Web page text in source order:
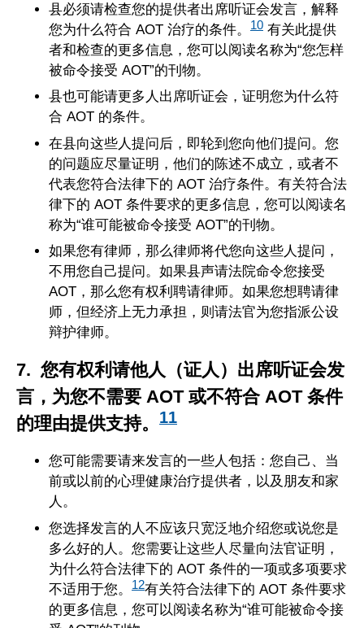
县必须请检查您的提供者出席听证会发言，解释
您为什么符合 AOT 治疗的条件。
10 有关此提供
者和检查的更多信息，您可以阅读名称为“您怎样
被命令接受 AOT”的刊物。
县也可能请更多人出席听证会，证明您为什么符
合 AOT 的条件。
在县向这些人提问后，即轮到您向他们提问。您
的问题应尽量证明，他们的陈述不成立，或者不
代表您符合法律下的 AOT 治疗条件。有关符合法
律下的 AOT 条件要求的更多信息，您可以阅读名
称为“谁可能被命令接受 AOT”的刊物。
如果您有律师，那么律师将代您向这些人提问，
不用您自己提问。如果县声请法院命令您接受
AOT，那么您有权利聘请律师。如果您想聘请律
师，但经济上无力承担，则请法官为您指派公设
辩护律师。
7. 您有权利请他人（证人）出席听证会发
言，为您不需要 AOT 或不符合 AOT 条件
的理由提供支持。
11
您可能需要请来发言的一些人包括：您自己、当
前或以前的心理健康治疗提供者，以及朋友和家
人。
您选择发言的人不应该只宽泛地介绍您或说您是
多么好的人。您需要让这些人尽量向法官证明，
为什么符合法律下的 AOT 条件的一项或多项要求
不适用于您。
12有关符合法律下的 AOT 条件要求
的更多信息，您可以阅读名称为“谁可能被命令接